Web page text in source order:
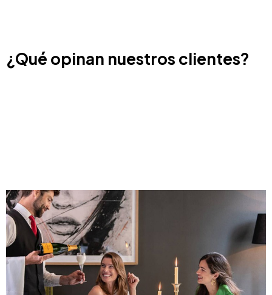
¿Qué opinan nuestros clientes?